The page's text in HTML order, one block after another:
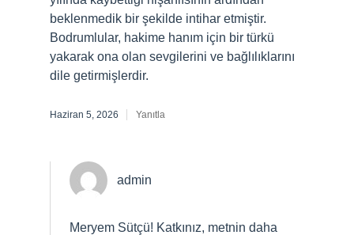
beklenmedik bir şekilde intihar etmiştir.
Bodrumlular, hakime hanım için bir türkü
yakarak ona olan sevgilerini ve bağlılıklarını
dile getirmişlerdir.
Haziran 5, 2026 Yanıtla
admin
Meryem Sütçü! Katkınız, metnin daha